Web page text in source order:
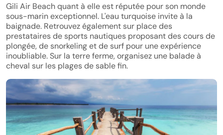
Gili Air Beach quant à elle est réputée pour son monde
sous-marin exceptionnel. L'eau turquoise invite à la
baignade. Retrouvez également sur place des
prestataires de sports nautiques proposant des cours de
plongée, de snorkeling et de surf pour une expérience
inoubliable. Sur la terre ferme, organisez une balade à
cheval sur les plages de sable fin.